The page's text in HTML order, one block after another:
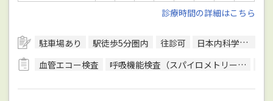
診療時間の詳細はこちら
駐車場あり 駅徒歩5分圏内 往診可
日本内科学会総合内科専門医
血管エコー検査
呼吸機能検査（スパイロメトリー）